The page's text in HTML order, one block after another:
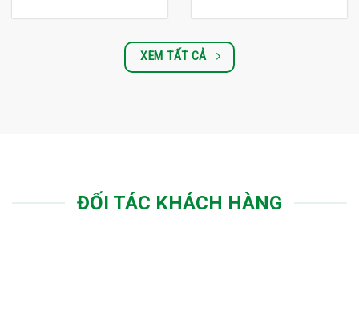
XEM TẤT CẢ
ĐỐI TÁC KHÁCH HÀNG